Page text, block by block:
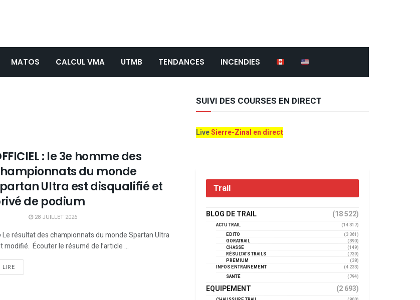
MATOS CALCUL VMA UTMB TENDANCES INCENDIES
: le 3e homme des
du monde
Ultra est disqualifié et
de podium
28 JUILLET 2026
Le résultat des championnats du monde Spartan Ultra
modifié. Écouter le résumé de l’article ...
LIRE
SUIVI DES COURSES EN DIRECT
LiveSierre-Zinal en direct
Trail
BLOG DE TRAIL (18 522)
ACTU TRAIL
(14 317)
EDITO
(3 361)
GORATRAIL
(390)
CHASSE
(149)
RÉSULTATS TRAILS
(739)
PREMIUM
(38)
INFOS ENTRAINEMENT
(4 233)
SANTÉ
(794)
EQUIPEMENT (2 693)